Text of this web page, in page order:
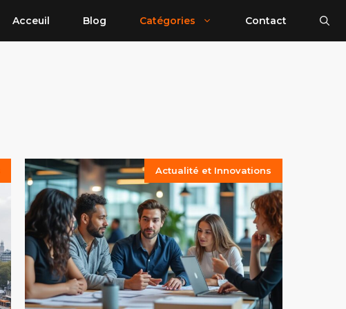
Acceuil Blog Catégories Contact
Actualité et Innovations